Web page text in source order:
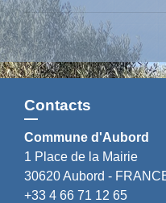
Contacts
Commune d'Aubord
1 Place de la Mairie
30620 Aubord -
+33 4 66 71 12 65